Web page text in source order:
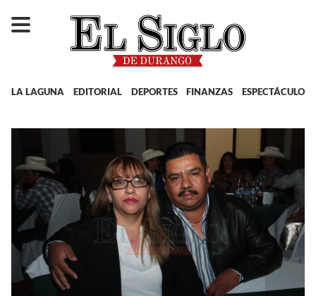
LA LAGUNA EDITORIAL DEPORTES FINANZAS ESPECTÁCULOS